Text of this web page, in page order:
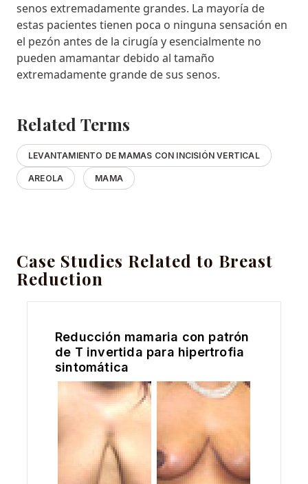
senos extremadamente grandes. La mayoría de
estas pacientes tienen poca o ninguna sensación en
el pezón antes de la cirugía y esencialmente no
pueden amamantar debido al tamaño
extremadamente grande de sus senos.
Related Terms
LEVANTAMIENTO DE MAMAS CON INCISIÓN VERTICAL
AREOLA MAMA
Case Studies Related to Breast
Reduction
Reducción mamaria con patrón
de T invertida para hipertrofia
sintomática